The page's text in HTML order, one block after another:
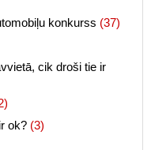
konkurss (37)
cik droši tie ir
ok? (3)